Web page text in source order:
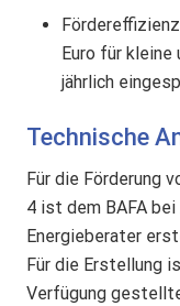
Euro für
jährlich
Technische
Für die Förderung
4 ist dem BAFA
Energieberater
Für die Erstellung
Verfügung